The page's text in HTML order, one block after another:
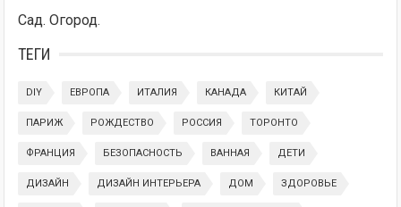
Сад. Огород.
ТЕГИ
DIY ЕВРОПА ИТАЛИЯ КАНАДА КИТАЙ
ПАРИЖ РОЖДЕСТВО РОССИЯ ТОРОНТО
ФРАНЦИЯ БЕЗОПАСНОСТЬ ВАННАЯ ДЕТИ
ДИЗАЙН ДИЗАЙН ИНТЕРЬЕРА ДОМ ЗДОРОВЬЕ